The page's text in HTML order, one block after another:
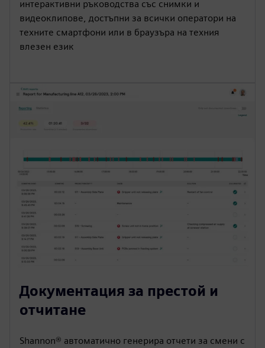
интерактивни ръководства със снимки и
видеоклипове, достъпни за всички оператори на
техните смартфони или в браузъра на техния
влезен език
Документация за престой и
отчитане
Shannon® автоматично генерира отчети за смени с